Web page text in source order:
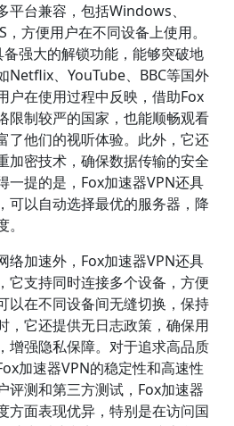
平台兼容，包括Windows、
方便用户在不同设备上使用。
强大的解锁功能，能够突破地
Netflix、YouTube、BBC等国外
户在使用过程中反映，借助Fox
限制较严的国家，也能顺畅观看
了他们的视听体验。此外，它还
加密技术，确保数据传输的安全
一提的是，Fox加速器VPN还具
可以自动选择最优的服务器，降
络加速外，Fox加速器VPN还具
它支持同时连接多个设备，方便
以在不同设备间无缝切换，保持
，它还提供无日志政策，确保用
增强隐私保障。对于追求高品质
加速器VPN的稳定性和高速性
评测和第三方测试，Fox加速器
方面表现优异，特别是在访问国